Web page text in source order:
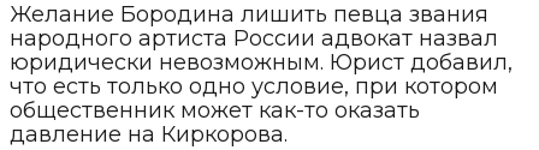
Желание Бородина лишить певца звания
народного артиста России адвокат назвал
юридически невозможным. Юрист добавил,
что есть только одно условие, при котором
общественник может как-то оказать
давление на Киркорова.